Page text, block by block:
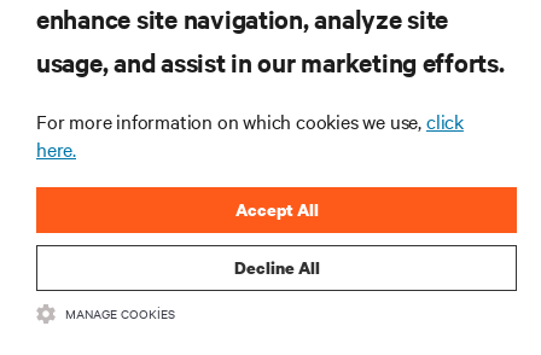
KAYNAKLAR
KURUMSAL
BIZIMLE ILETIŞIME GEÇIN
enhance site navigation, analyze site
usage, and assist in our marketing efforts.
For more information on which cookies we use,click
here.
Decline All
Accept All
MANAGE COOKIES